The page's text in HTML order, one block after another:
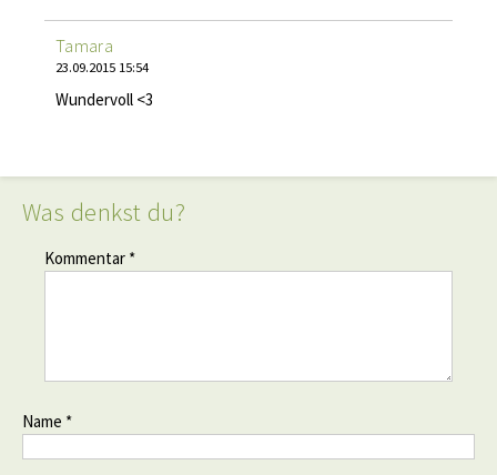
Tamara
23.09.2015 15:54
Wundervoll <3
Was denkst du?
Kommentar *
Name *